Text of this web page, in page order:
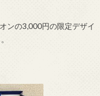
ンの3,000円の限定デザイ